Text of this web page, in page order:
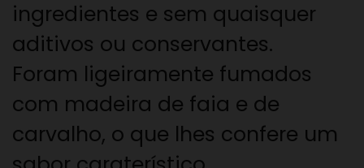
ingredientes e sem quaisquer
aditivos ou conservantes.
Foram ligeiramente fumados
com madeira de faia e de
carvalho, o que lhes confere um